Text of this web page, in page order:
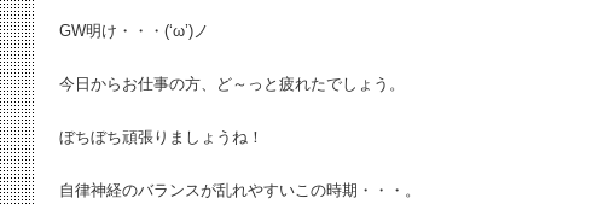
GW明け・・・(‘ω’)ノ
今日からお仕事の方、ど～っと疲れたでしょう。
ぼちぼち頑張りましょうね！
自律神経のバランスが乱れやすいこの時期・・・。